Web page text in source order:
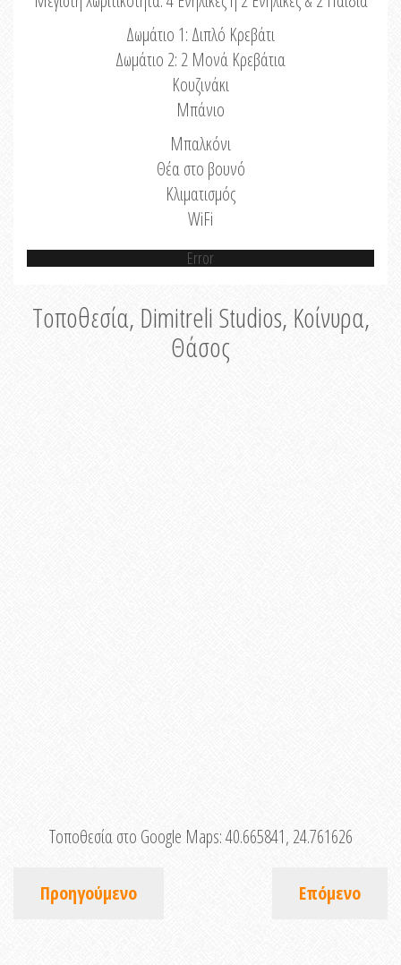
Δωμάτιο 1: Διπλό Κρεβάτι
Δωμάτιο 2: 2 Μονά Κρεβάτια
Κουζινάκι
Μπάνιο
Μπαλκόνι
Θέα στο βουνό
Κλιματισμός
WiFi
Error
Τοποθεσία, Dimitreli Studios, Κοίνυρα,
Θάσος
Τοποθεσία στο Google Maps:40.665841, 24.761626
Προηγούμενο Επόμενο